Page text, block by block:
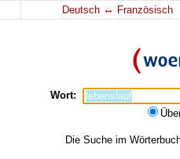
Deutsch ↔ Französisch
Wort:
Die Suche im